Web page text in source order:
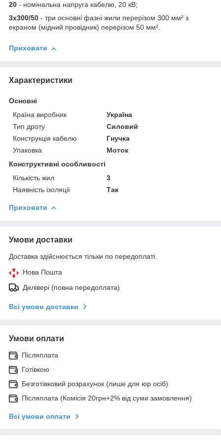
20 - номінальна напруга кабелю, 20 кВ;
3х300/50 - три основні фазні жили перерізом 300 мм² з
екраном (мідний провідник) перерізом 50 мм².
Приховати
Характеристики
Основні
Країна виробник
Україна
Тип дроту
Силовий
Конструкція кабелю
Гнучка
Упаковка
Моток
Конструктивні особливості
Кількість жил
3
Наявність ізоляції
Так
Приховати
Умови доставки
Доставка здійснюється тільки по передоплаті.
Нова Пошта
Делівері (повна передоплата)
Всі умови доставки
Умови оплати
Післяплата
Готівкою
Безготівковий розрахунок (лише для юр.осіб)
Післяплата (Комісія 20грн+2% від суми замовлення)
Всі умови оплати